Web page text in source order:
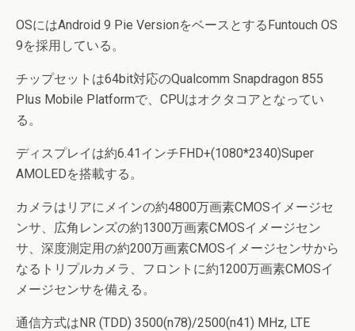
OSにはAndroid 9 Pie VersionをベースとするFuntouch OS
9を採用している。
チップセットは64bit対応のQualcomm Snapdragon 855
Plus Mobile Platformで、CPUはオクタコアとなってい
る。
ディスプレイは約6.41インチFHD+(1080*2340)Super
AMOLEDを搭載する。
カメラはリアにメインの約4800万画素CMOSイメージセ
ンサ、広角レンズの約1300万画素CMOSイメージセン
サ、深度測定用の約200万画素CMOSイメージセンサから
なるトリプルカメラ、フロントに約1200万画素CMOSイ
メージセンサを備える。
通信方式はNR (TDD) 3500(n78)/2500(n41) MHz, LTE